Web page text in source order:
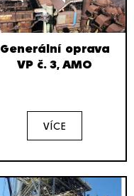
Generální oprava
VP č. 3, AMO
VÍCE